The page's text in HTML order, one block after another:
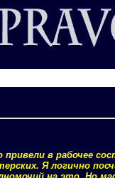
в рабочее
Я логично